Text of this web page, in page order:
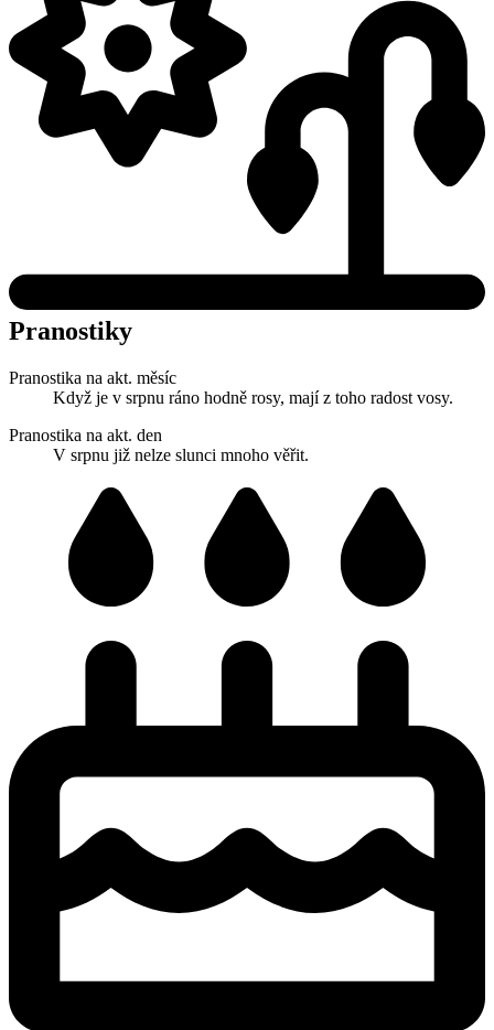
Pranostiky
Pranostika na akt. měsíc
Když je v srpnu ráno hodně rosy, mají z toho radost vosy.
Pranostika na akt. den
V srpnu již nelze slunci mnoho věřit.